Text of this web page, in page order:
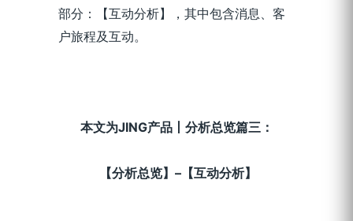
部分：【互动分析】，其中包含消息、客
户旅程及互动。
本文为JING产品丨分析总览篇三：
【分析总览】–【互动分析】